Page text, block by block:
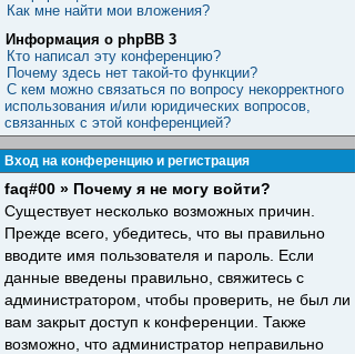
Как мне найти мои вложения?
Информация о phpBB 3
Кто написал эту конференцию?
Почему здесь нет такой-то функции?
С кем можно связаться по вопросу некорректного
использования и/или юридических вопросов,
связанных с этой конференцией?
Вход на конференцию и регистрация
faq#00 » Почему я не могу войти?
Существует несколько возможных причин.
Прежде всего, убедитесь, что вы правильно
вводите имя пользователя и пароль. Если
данные введены правильно, свяжитесь с
администратором, чтобы проверить, не был ли
вам закрыт доступ к конференции. Также
возможно, что администратор неправильно